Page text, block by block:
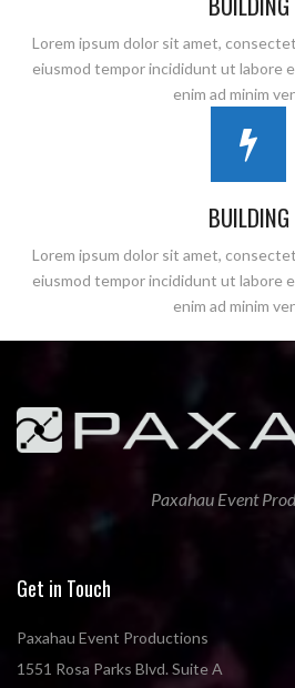
Lorem ipsum dolor sit amet,
eiusmod tempor incididunt ut labore
enim ad minim
BUILDING
Lorem ipsum dolor sit amet,
eiusmod tempor incididunt ut labore
enim ad minim
Paxahau Event
Get in Touch
Paxahau Event Productions
1551 Rosa Parks Blvd. Suite A